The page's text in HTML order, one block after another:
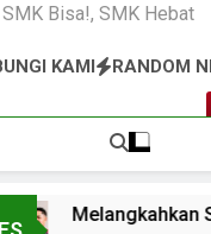
SMK Bisa!, SMK Hebat
KAMI RANDOM
Melangkahkan